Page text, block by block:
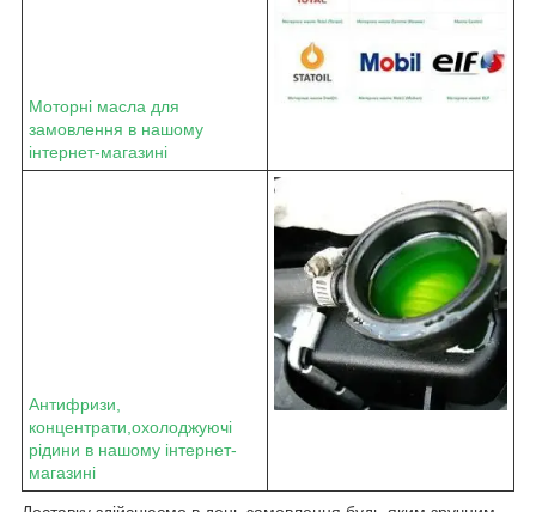
Моторні масла для
замовлення в нашому
інтернет-магазині
Антифризи,
концентрати,охолоджуючі
рідини в нашому інтернет-
магазині